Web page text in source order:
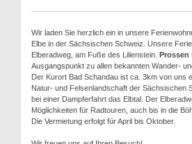
Wir laden Sie herzlich ein in unsere
Elbe in der Sächsischen Schweiz. Unsere
Elberadweg, am Fuße des Lilienstein. Prossen
Ausgangspunkt zu allen bekannten Wander-
Der Kurort Bad Schandau ist ca. 3km von uns
Natur- und Felsenlandschaft der Sächsischen
bei einer Dampferfahrt das Elbtal. Der
Möglichkeiten für Radtouren, auch bis in die
Die Vermietung erfolgt für April bis Oktober.